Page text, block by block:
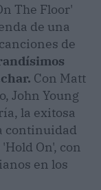
The Floor'
de una
de
Con Matt
John Young
la exitosa
continuidad
On', con
en los